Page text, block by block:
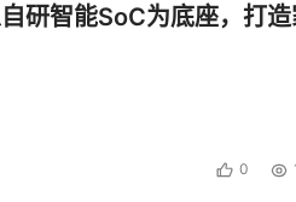
余名学员从华清走向工作岗
研智能SoC为底座，打
0